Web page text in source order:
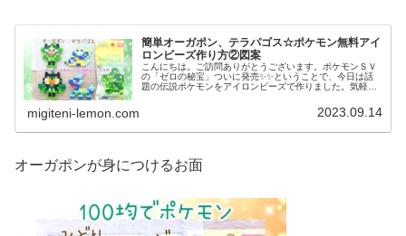
簡単オーガポン、テラパゴス☆ポケモン無料アイ
ロンビーズ作り方②図案
こんにちは。ご訪問ありがとうございます。ポケモンＳＶ
の「ゼロの秘宝」ついに発売✨✨ということで、今日は話
題の伝説ポケモンをアイロンビーズで作りました。気軽に
migiteni-lemon.com 2023.09.14
オーガポンが身につけるお面